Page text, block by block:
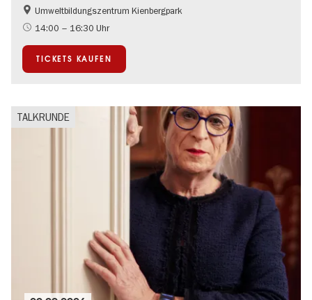
Im Grünen
Umweltbildungszentrum Kienbergpark
14:00 – 16:30 Uhr
TICKETS KAUFEN
TALKRUNDE